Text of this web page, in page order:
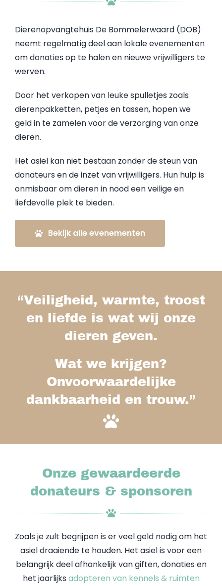
Dierenopvangtehuis De Bommelerwaard (DOB)
neemt regelmatig deel aan lokale evenementen
om donaties op te halen en nieuwe vrijwilligers te
werven.
Door het verkopen van leuke spulletjes zoals
dierenpakketten, petjes en tassen, hopen we
geld in te zamelen voor de verzorging van onze
dieren.
Het asiel kan niet bestaan zonder de steun van
donateurs en de inzet van vrijwilligers. Hun hulp is
onmisbaar om dieren in nood een veilige en
liefdevolle plek te bieden.
Bekijk alle evenementen
“Veiligheid, warmte, troost
en liefde is wat wij onze
dieren geven.
Wat we krijgen?
Onvoorwaardelijke
dankbaarheid en trouw.”
Onze gewaardeerde
donateurs & sponsoren
Zoals je zult begrijpen is er veel geld nodig om het
asiel draaiende te houden. Het asiel is voor een
belangrijk deel afhankelijk van giften, donaties en
het jaarlijks adopteren van kennels & ruimten